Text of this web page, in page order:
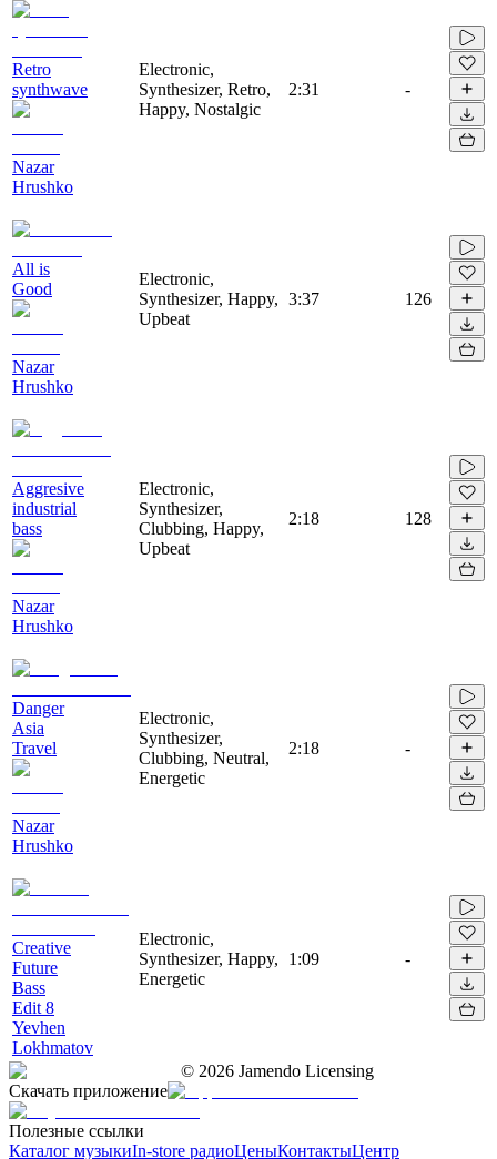
Retro
synthwave
Nazar
Hrushko
Electronic,
Synthesizer, Retro,
Happy, Nostalgic
2:31 -
All is
Good
Nazar
Hrushko
Electronic,
Synthesizer, Happy,
Upbeat
3:37 126
Aggresive
industrial
bass
Nazar
Hrushko
Electronic,
Synthesizer,
Clubbing, Happy,
Upbeat
2:18 128
Danger
Asia
Travel
Nazar
Hrushko
Electronic,
Synthesizer,
Clubbing, Neutral,
Energetic
2:18 -
Creative
Future
Bass
Edit 8
Yevhen
Lokhmatov
Electronic,
Synthesizer, Happy,
Energetic
1:09 -
© 2026 Jamendo Licensing
Скачать приложение
Полезные ссылки
Каталог музыкиIn-store радиоЦеныКонтактыЦентр